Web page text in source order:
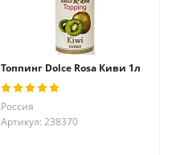
Топпинг Dolce Rosa Киви 1л
Россия
Артикул: 238370